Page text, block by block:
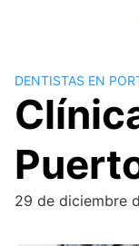
DENTISTAS EN
29 de diciembre